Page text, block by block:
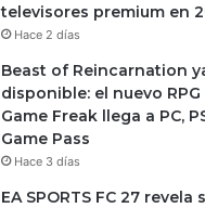
televisores premium en
Hace 2 días
Beast of Reincarnation
disponible: el nuevo
Game Freak llega a PC,
Game Pass
Hace 3 días
EA SPORTS FC 27 revela